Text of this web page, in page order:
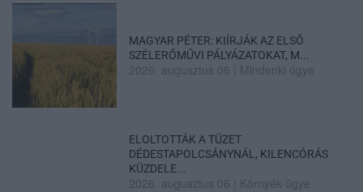
MAGYAR PÉTER: KIÍRJÁK AZ ELSŐ
SZÉLERŐMŰVI PÁLYÁZATOKAT, M...
2026. augusztus 06 Mindenki ügye
ELOLTOTTÁK A TÜZET
DÉDESTAPOLCSÁNYNÁL, KILENCÓRÁS
KÜZDELE...
2026. augusztus 06 Környék ügye